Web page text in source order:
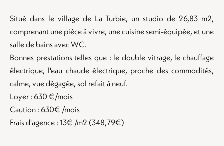
Situé dans le village de La Turbie, un studio de 26,83 m2,
comprenant une pièce à vivre, une cuisine semi-équipée, et une
salle de bains avec WC.
Bonnes prestations telles que : le double vitrage, le chauffage
électrique, l'eau chaude électrique, proche des commodités,
calme, vue dégagée, sol refait à neuf.
Loyer : 630 €/mois
Caution : 630€ /mois
Frais d'agence : 13€ /m2 (348,79€)